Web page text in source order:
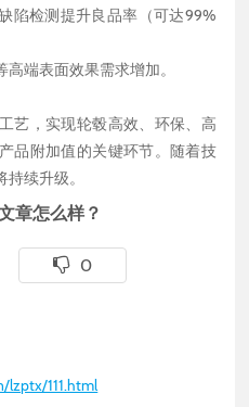
陷检测提升良品率（可达99%
端表面效果需求增加。
艺，实现轮毂高效、环保、高
品附加值的关键环节。随着技
续升级。
章怎么样？
0
lzptx/111.html